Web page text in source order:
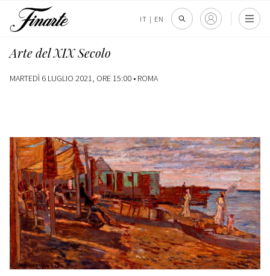
IT | EN
Arte del XIX Secolo
MARTEDÌ 6 LUGLIO 2021, ORE 15:00 • ROMA